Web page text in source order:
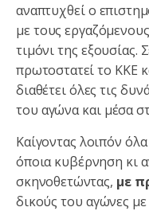
αναπτυχθεί ο
με τους
τιμόνι της εξουσίας.
πρωτοστατεί το ΚΚΕ
διαθέτει όλες τις
του αγώνα και μέσα
Καίγοντας λοιπόν
όποια κυβέρνηση κι
σκηνοθετώντας, με
δικούς του αγώνες με